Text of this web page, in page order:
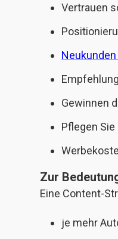
Vertrauen
Gewinnen
Pflegen
Zur
Eine Content-
je mehr